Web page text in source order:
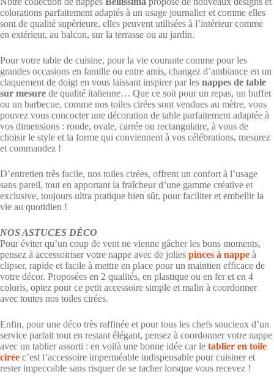
colorations parfaitement adaptés à un usage journalier et comme elles
sont de qualité supérieure, elles peuvent utilisées à l’intérieur comme
en extérieur, au balcon, sur la terrasse ou au jardin.
Pour votre table de cuisine, pour la vie courante comme pour les
grandes occasions en famille ou entre amis, changez d’ambiance en un
claquement de doigt en vous laissant inspirer par les nappes de table
sur mesure de qualité italienne… Que ce soit pour un repas, un buffet
ou un barbecue, comme nos toiles cirées sont vendues au mètre, vous
pouvez vous concocter une décoration de table parfaitement adaptée à
vos dimensions : ronde, ovale, carrée ou rectangulaire, à vous de
choisir le style et la forme qui conviennent à vos célébrations, mesurez
et commandez !
D’entretien très facile, nos toiles cirées, offrent un confort à l’usage
sans pareil, tout en apportant la fraîcheur d’une gamme créative et
exclusive, toujours ultra pratique bien sûr, pour faciliter et embellir la
vie au quotidien !
NOS ASTUCES DÉCO
Pour éviter qu’un coup de vent ne vienne gâcher les bons moments,
pensez à accessoiriser votre nappe avec de jolies pinces à nappe à
clipser, rapide et facile à mettre en place pour un maintien efficace de
votre décor. Proposées en 2 qualités, en plastique ou en fer et en 4
coloris, optez pour ce petit accessoire simple et malin à coordonner
avec toutes nos toiles cirées.
Enfin, pour une déco très raffinée et pour tous les chefs soucieux d’un
service parfait tout en restant élégant, pensez à coordonner votre nappe
avec un tablier assorti : en voilà une bonne idée car le tablier en toile
cirée c’est l’accessoire imperméable indispensable pour cuisiner et
rester impeccable sans risquer de se tacher lorsque vous recevez !